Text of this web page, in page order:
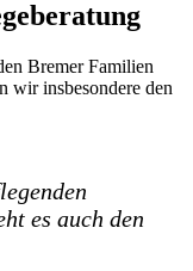
Bremer Familien
wir insbesondere den
es auch den